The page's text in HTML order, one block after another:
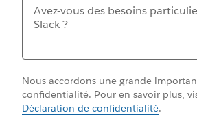
Nous accordons une grande
confidentialité. Pour en savoir plus,
Déclaration de confidentialité.